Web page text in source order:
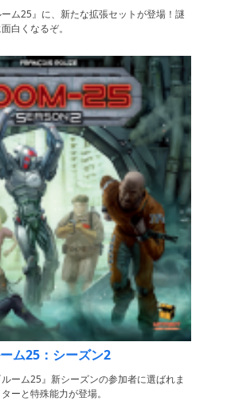
ム25』に、新たな拡張セットが登場！謎
白くなるぞ。
ム25：シーズン2
ーム25』新シーズンの参加者に選ばれま
ーと特殊能力が登場。